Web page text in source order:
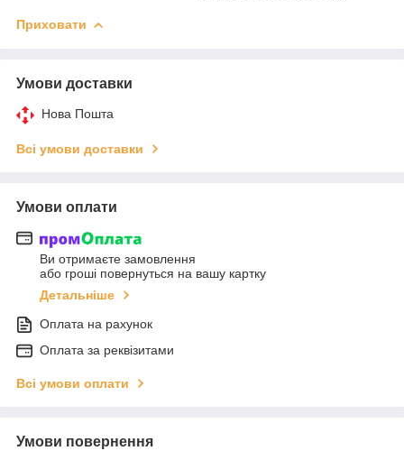
Приховати
Умови доставки
Нова Пошта
Всі умови доставки
Умови оплати
Ви отримаєте замовлення
або гроші повернуться на вашу картку
Детальніше
Оплата на рахунок
Оплата за реквізитами
Всі умови оплати
Умови повернення